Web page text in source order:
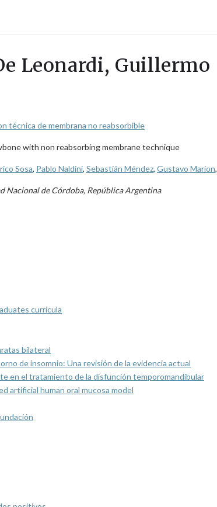
Leonardi, Guillermo
técnica de membrana no reabsorbible
with non reabsorbing membrane technique
Sosa, Pablo Naldini, Sebastián Méndez, Gustavo Marion,
Nacional de Córdoba, República Argentina
curricula
bilateral
de insomnio: Una revisión de la evidencia actual
en el tratamiento de la disfunción temporomandibular
artificial human oral mucosa model